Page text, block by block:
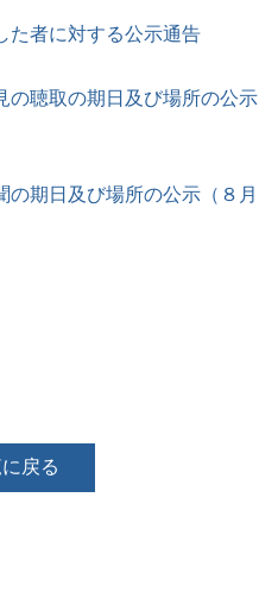
た者に対する公示通告
聴取の期日及び場所の公示
期日及び場所の公示（８月
戻る